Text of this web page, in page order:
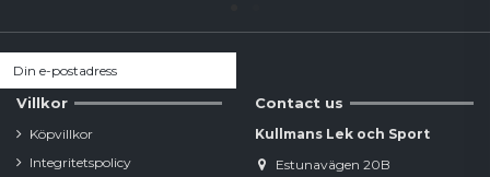
Villkor
Köpvillkor
Integritetspolicy
Contact us
Kullmans Lek och Sport
Estunavägen 20B